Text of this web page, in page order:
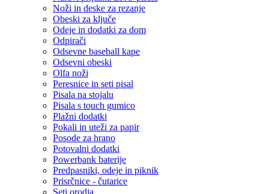
Noži in deske za rezanje
Obeski za ključe
Odeje in dodatki za dom
Odpirači
Odsevne baseball kape
Odsevni obeski
Olfa noži
Peresnice in seti pisal
Pisala na stojalu
Pisala s touch gumico
Plažni dodatki
Pokali in uteži za papir
Posode za hrano
Potovalni dodatki
Powerbank baterije
Predpasniki, odeje in piknik
Prisrčnice - čutarice
Seti orodja